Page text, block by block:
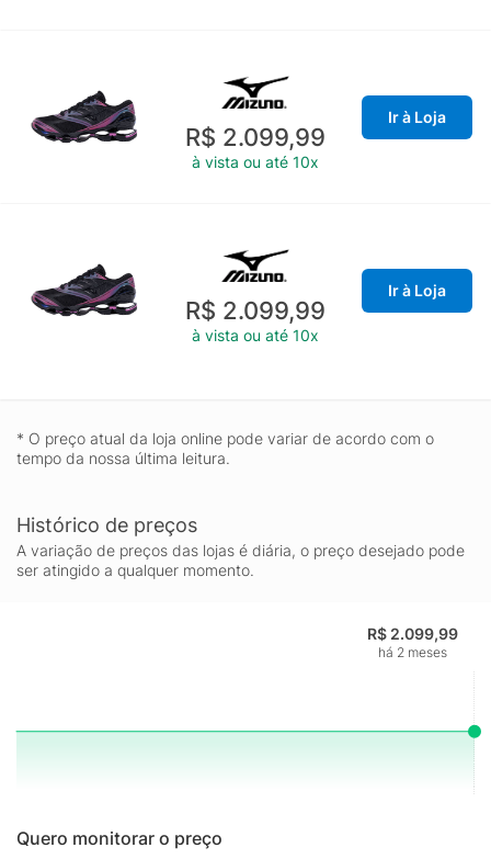
R$ 2.099,99
à vista ou até 10x
Ir à Loja
R$ 2.099,99
à vista ou até 10x
Ir à Loja
* O preço atual da loja online pode variar de acordo com o
tempo da nossa última leitura.
Histórico de preços
A variação de preços das lojas é diária, o preço desejado pode
ser atingido a qualquer momento.
R$ 2.099,99
há 2 meses
Quero monitorar o preço